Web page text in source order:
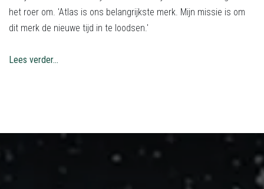
het roer om. 'Atlas is ons belangrijkste merk. Mijn missie is om
dit merk de nieuwe tijd in te loodsen.'
Lees verder...